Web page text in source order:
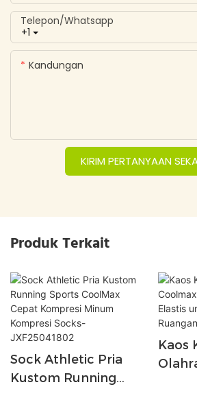
+1
Telepon/whatsapp
Kandungan
KIRIM PERTANYAAN
Produk Terkait
Sock Athletic Pria
Kustom Running
Kaos